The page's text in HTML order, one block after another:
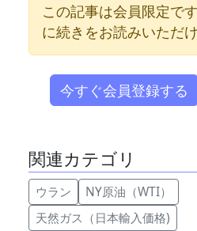
この記事は会員限定で
に続きをお読みいただけ
今すぐ会員登録する
関連カテゴリ
ウラン
NY原油（WTI）
天然ガス（日本輸入価格)